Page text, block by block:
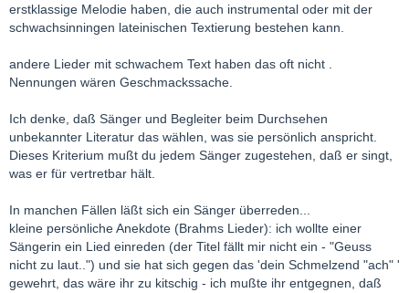
erstklassige Melodie haben, die auch instrumental oder mit der
schwachsinningen lateinischen Textierung bestehen kann.
andere Lieder mit schwachem Text haben das oft nicht .
Nennungen wären Geschmackssache.
Ich denke, daß Sänger und Begleiter beim Durchsehen
unbekannter Literatur das wählen, was sie persönlich anspricht.
Dieses Kriterium mußt du jedem Sänger zugestehen, daß er singt,
was er für vertretbar hält.
In manchen Fällen läßt sich ein Sänger überreden...
kleine persönliche Anekdote (Brahms Lieder): ich wollte einer
Sängerin ein Lied einreden (der Titel fällt mir nicht ein - "Geuss
nicht zu laut..") und sie hat sich gegen das 'dein Schmelzend "ach" '
gewehrt, das wäre ihr zu kitschig - ich mußte ihr entgegnen, daß